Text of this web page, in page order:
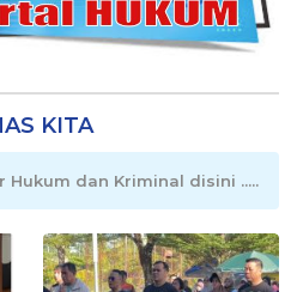
KITA
Hukum dan Kriminal disini .....